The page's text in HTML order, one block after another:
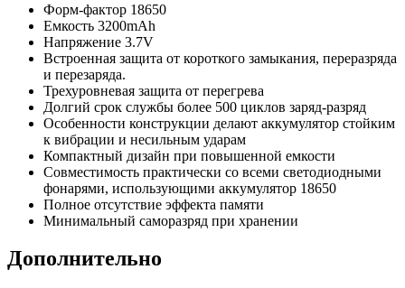
Форм-фактор 18650
Емкость 3200mAh
Напряжение 3.7V
Встроенная защита от короткого замыкания, переразряда
и перезаряда.
Трехуровневая защита от перегрева
Долгий срок службы более 500 циклов заряд-разряд
Особенности конструкции делают аккумулятор стойким
к вибрации и несильным ударам
Компактный дизайн при повышенной емкости
Совместимость практически со всеми светодиодными
фонарями, использующими аккумулятор 18650
Полное отсутствие эффекта памяти
Минимальный саморазряд при хранении
Дополнительно